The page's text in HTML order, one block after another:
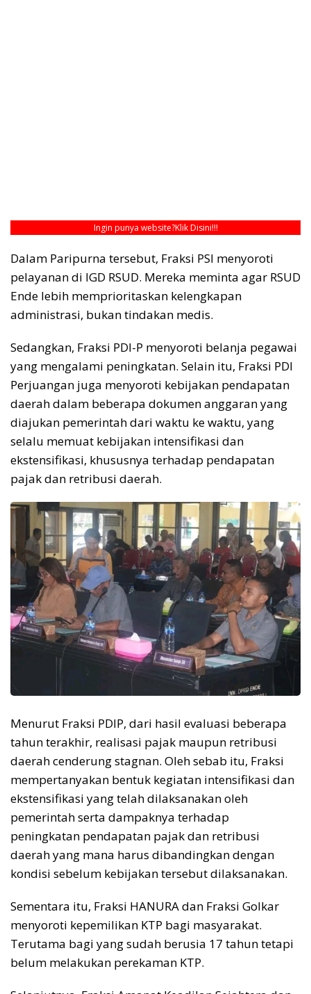
Ingin punya website?Klik Disini!!!
Dalam Paripurna tersebut, Fraksi PSI menyoroti
pelayanan di IGD RSUD. Mereka meminta agar RSUD
Ende lebih memprioritaskan kelengkapan
administrasi, bukan tindakan medis.
Sedangkan, Fraksi PDI-P menyoroti belanja pegawai
yang mengalami peningkatan. Selain itu, Fraksi PDI
Perjuangan juga menyoroti kebijakan pendapatan
daerah dalam beberapa dokumen anggaran yang
diajukan pemerintah dari waktu ke waktu, yang
selalu memuat kebijakan intensifikasi dan
ekstensifikasi, khususnya terhadap pendapatan
pajak dan retribusi daerah.
Menurut Fraksi PDIP, dari hasil evaluasi beberapa
tahun terakhir, realisasi pajak maupun retribusi
daerah cenderung stagnan. Oleh sebab itu, Fraksi
mempertanyakan bentuk kegiatan intensifikasi dan
ekstensifikasi yang telah dilaksanakan oleh
pemerintah serta dampaknya terhadap
peningkatan pendapatan pajak dan retribusi
daerah yang mana harus dibandingkan dengan
kondisi sebelum kebijakan tersebut dilaksanakan.
Sementara itu, Fraksi HANURA dan Fraksi Golkar
menyoroti kepemilikan KTP bagi masyarakat.
Terutama bagi yang sudah berusia 17 tahun tetapi
belum melakukan perekaman KTP.